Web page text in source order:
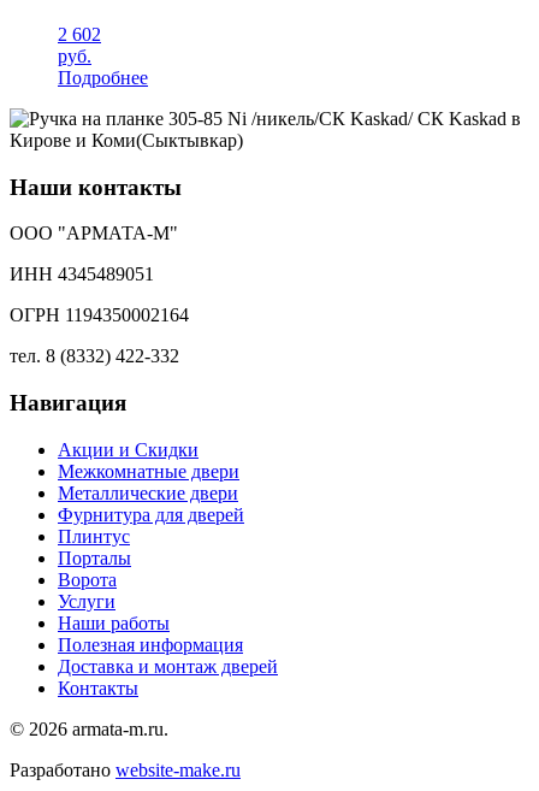
2 602
руб.
Подробнее
Наши контакты
ООО "АРМАТА-М"
ИНН 4345489051
ОГРН 1194350002164
тел. 8 (8332) 422-332
Навигация
Акции и Скидки
Межкомнатные двери
Металлические двери
Фурнитура для дверей
Плинтус
Порталы
Ворота
Услуги
Наши работы
Полезная информация
Доставка и монтаж дверей
Контакты
© 2026 armata-m.ru.
Разработано website-make.ru